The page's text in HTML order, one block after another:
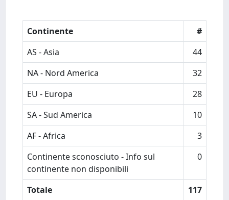
Continente
#
AS - Asia
44
NA - Nord America
32
EU - Europa
28
SA - Sud America
10
AF - Africa
3
Continente sconosciuto - Info sul
continente non disponibili
0
Totale 117